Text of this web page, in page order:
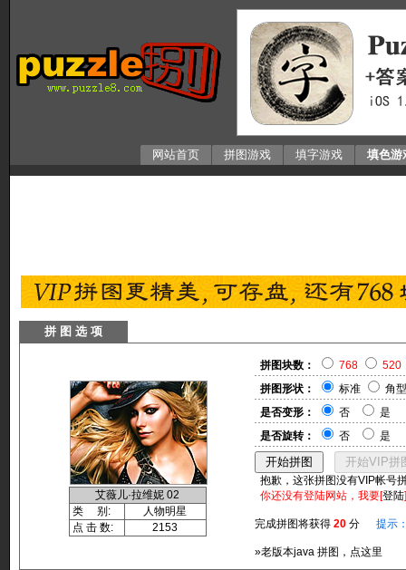
网站首页 拼图游戏 填字游戏 填色游
拼 图 选 项
艾薇儿·拉维妮 02
类 别:
人物明星
点 击 数:
2153
拼图块数： 768
520
拼图形状：
标准
角型
是否变形：
否
是
是否旋转：
否 是
抱歉，这张拼图没有VIP帐号
你还没有登陆网站，我要[登陆
完成拼图将获得 20 分 提示
»老版本java 拼图，点这里